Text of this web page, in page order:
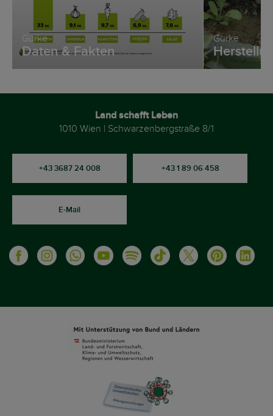
Gurke
Daten & Fakten
Gurke
Land schafft Leben
1010 Wien | Schwarzenbergstraße 8/1
+43 3687 24 008 +43 1 89 06 458
E-Mail